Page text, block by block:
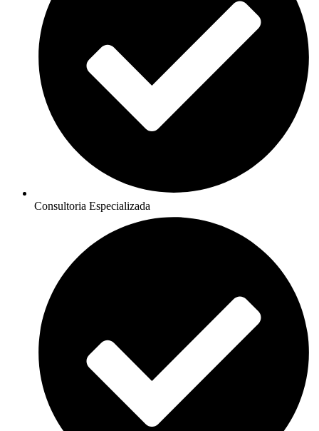
Consultoria Especializada